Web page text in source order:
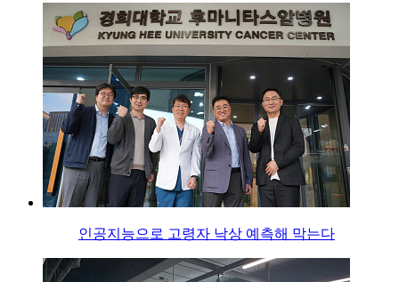
인공지능으로 고령자 낙상 예측해 막는다